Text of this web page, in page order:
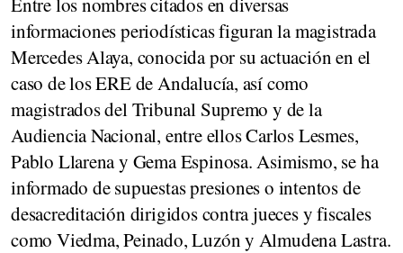
informaciones periodísticas figuran la magistrada
Mercedes Alaya, conocida por su actuación en el
caso de los ERE de Andalucía, así como
magistrados del Tribunal Supremo y de la
Audiencia Nacional, entre ellos Carlos Lesmes,
Pablo Llarena y Gema Espinosa. Asimismo, se ha
informado de supuestas presiones o intentos de
desacreditación dirigidos contra jueces y fiscales
como Viedma, Peinado, Luzón y Almudena Lastra.